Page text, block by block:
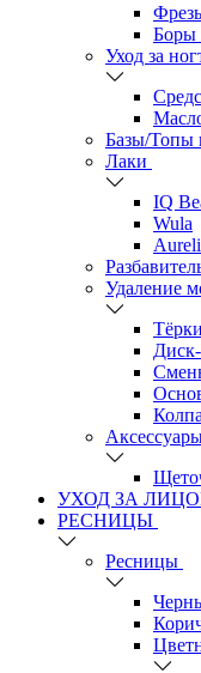
Боры
Уход за
Базы/Топы
Лаки
IQ
Wula
Удаление
УХОД ЗА
РЕСНИЦЫ
Ресницы